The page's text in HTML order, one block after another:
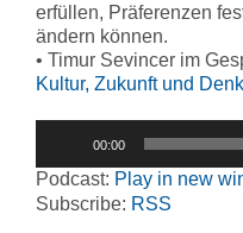
erfüllen, Präferenzen
ändern können.
• Timur Sevincer im
Kultur, Zukunft und
00:00
Podcast: Play in new
Subscribe: RSS